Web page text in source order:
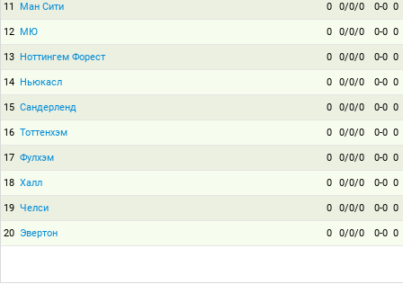
11 Ман Сити 0 0/0/0 0-0 0
12 МЮ 0 0/0/0 0-0 0
13 Ноттингем Форест 0 0/0/0 0-0 0
14 Ньюкасл 0 0/0/0 0-0 0
15 Сандерленд 0 0/0/0 0-0 0
16 Тоттенхэм 0 0/0/0 0-0 0
17 Фулхэм 0 0/0/0 0-0 0
18 Халл 0 0/0/0 0-0 0
19 Челси 0 0/0/0 0-0 0
20 Эвертон 0 0/0/0 0-0 0